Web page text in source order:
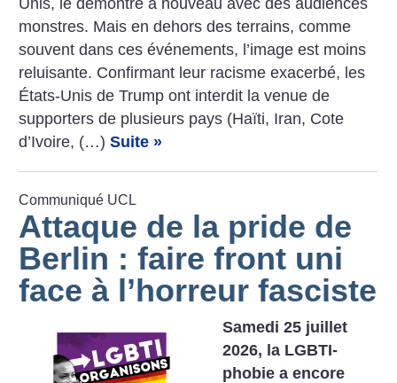
­monstres. Mais en dehors des terrains, comme
souvent dans ces événements, l’image est moins
reluisante. Confirmant leur racisme exacerbé, les
États-Unis de Trump ont interdit la venue de
supporters de plusieurs pays (Haïti, Iran, Cote
d’Ivoire, (…)Suite »
Communiqué UCL
Attaque de la pride de
Berlin : faire front uni
face à l’horreur fasciste
Samedi 25 juillet
2026, la LGBTI-
phobie a encore